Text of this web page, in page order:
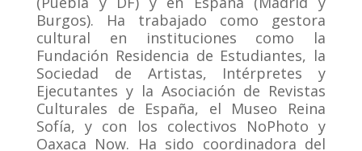
Burgos). Ha trabajado como gestora
cultural en instituciones como la
Fundación Residencia de Estudiantes, la
Sociedad de Artistas, Intérpretes y
Ejecutantes y la Asociación de Revistas
Culturales de España, el Museo Reina
Sofía, y con los colectivos NoPhoto y
Oaxaca Now. Ha sido coordinadora del